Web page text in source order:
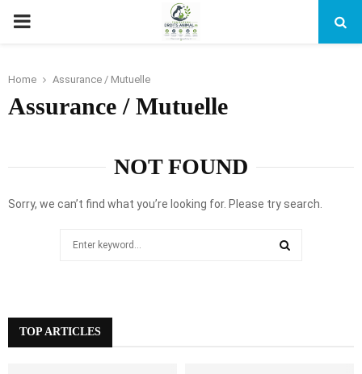
PRIMARY
Home Assurance / Mutuelle
Assurance / Mutuelle
NOT FOUND
Sorry, we can’t find what you’re looking for. Please try search.
TOP ARTICLES